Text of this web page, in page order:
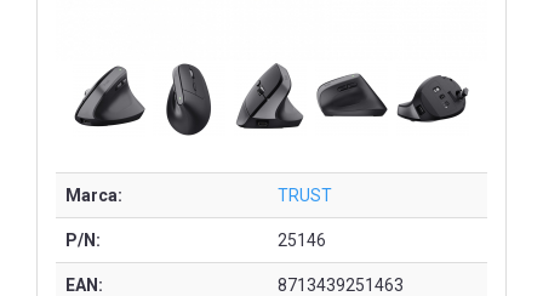
Marca: TRUST
P/N: 25146
EAN: 8713439251463